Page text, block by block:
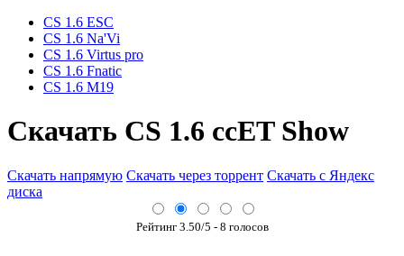
CS 1.6 ESC
CS 1.6 Na'Vi
CS 1.6 Virtus pro
CS 1.6 Fnatic
CS 1.6 M19
Скачать CS 1.6 ccET Show
Скачать напрямую Скачать через торрент Скачать с Яндекс
диска
Рейтинг 3.50/5 - 8 голосов